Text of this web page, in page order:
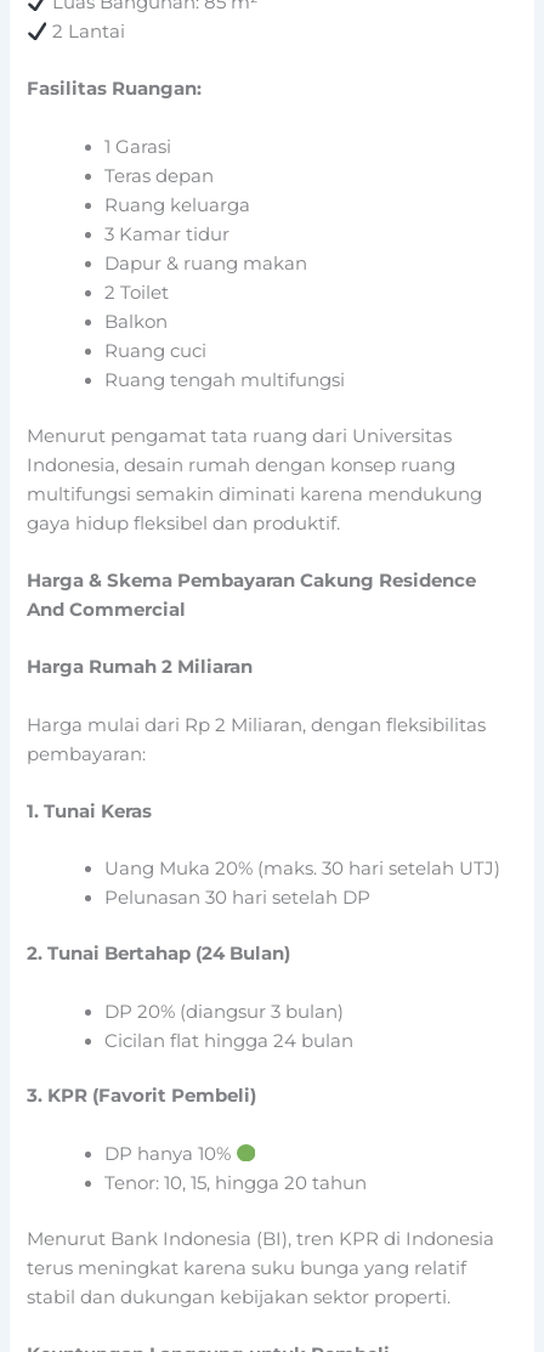
2 Lantai
Fasilitas Ruangan:
1 Garasi
Teras depan
Ruang keluarga
3 Kamar tidur
Dapur & ruang makan
2 Toilet
Balkon
Ruang cuci
Ruang tengah multifungsi
Menurut pengamat tata ruang dari Universitas
Indonesia, desain rumah dengan konsep ruang
multifungsi semakin diminati karena mendukung
gaya hidup fleksibel dan produktif.
Harga & Skema Pembayaran Cakung Residence
And Commercial
Harga Rumah 2 Miliaran
Harga mulai dari Rp 2 Miliaran, dengan fleksibilitas
pembayaran:
1. Tunai Keras
Uang Muka 20% (maks. 30 hari setelah UTJ)
Pelunasan 30 hari setelah DP
2. Tunai Bertahap (24 Bulan)
DP 20% (diangsur 3 bulan)
Cicilan flat hingga 24 bulan
3. KPR (Favorit Pembeli)
DP hanya 10%
Tenor: 10, 15, hingga 20 tahun
Menurut Bank Indonesia (BI), tren KPR di Indonesia
terus meningkat karena suku bunga yang relatif
stabil dan dukungan kebijakan sektor properti.